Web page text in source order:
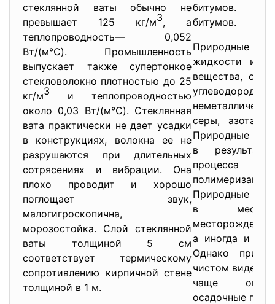
стеклянной ваты обычно не
превышает 125 кг/м3, а
теплопроводность— 0,052
Вт/(м°С). Промышленность
выпускает также супертонкое
стекловолокно плотностью до 25
кг/м3 и теплопроводностью
около 0,03 Вт/(м°С). Стеклянная
вата практически не дает усадки
в конструкциях, волокна ее не
разрушаются при длительных
сотрясениях и вибрации. Она
плохо проводит и хорошо
поглощает звук,
малогигроскопична,
морозостойка. Слой стеклянной
ваты толщиной 5 см
соответствует термическому
сопротивлению кирпичной стене
толщиной в 1 м.
битумов.
битумов.
Природные
жидкости или
вещества,
серы, азота,
Природные
в результате
процесса
Природные
в местах
а иногда и
Однако
чистом виде
чаще они
осадочные